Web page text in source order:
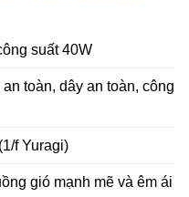
suất 40W
toàn, dây an toàn, công
f Yuragi)
gió mạnh mẽ và êm ái